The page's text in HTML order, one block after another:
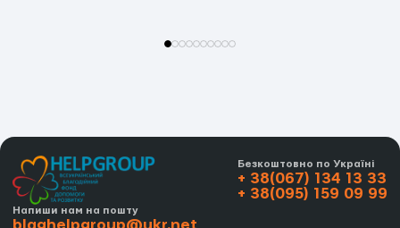
Безкоштовно по Україні
+ 38(067) 134 13 33
+ 38(095) 159 09 99
Напиши нам на пошту